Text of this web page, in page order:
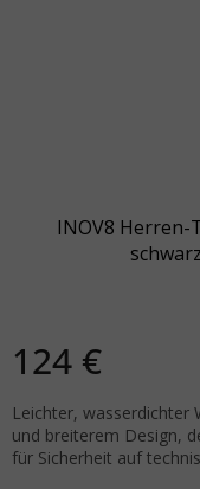
INOV8 Herren-
124 €
Leichter, wasserdichter
und breiterem Design,
für Sicherheit auf